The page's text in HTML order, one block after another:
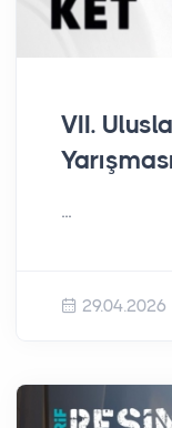
VII.
Yarışması
...
29.04.2026